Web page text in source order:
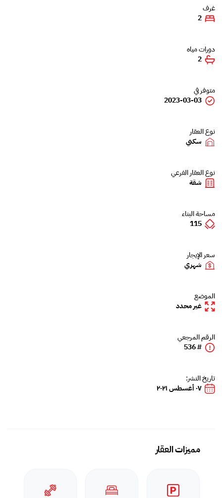
غرف
2
دورات مياه
2
متوفر في
2023-03-03
نوع العقار
سكني
نوع العقار الفرعي
شقة
مساحة البناء
115
سعر الإيجار
شهري
الموضع
غير محدد
الرقم المرجعي
# 536
تاريخ النشر:
٠٧ أغسطس ٢٠٢١
مميزات العقار